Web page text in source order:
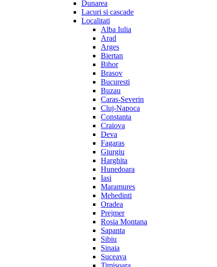
Dunarea
Lacuri si cascade
Localitati
Alba Iulia
Arad
Arges
Biertan
Bihor
Brasov
Bucuresti
Buzau
Caras-Severin
Cluj-Napoca
Constanta
Craiova
Deva
Fagaras
Giurgiu
Harghita
Hunedoara
Iasi
Maramures
Mehedinti
Oradea
Prejmer
Rosia Montana
Sapanta
Sibiu
Sinaia
Suceava
Timisoara